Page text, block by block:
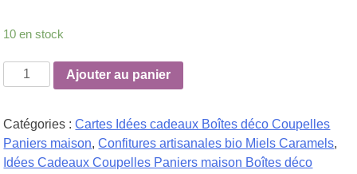
10 en stock
quantité
de
coupelle
artisanale
à
Ajouter au panier
Catégories :Cartes Idées cadeaux Boîtes déco Coupelles
Paniers maison,Confitures artisanales bio Miels Caramels,
Idées Cadeaux Coupelles Paniers maison Boîtes déco